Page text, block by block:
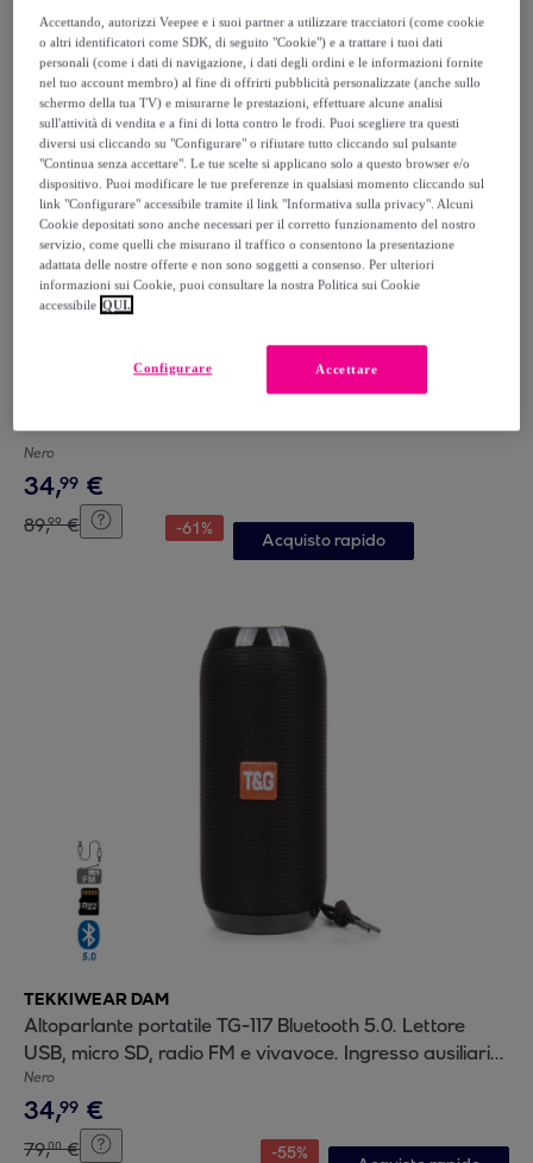
Cuffie wireless Bluetooth 5.0 B39UV
Nero
34,99 €
89,99 € -61%
Acquisto rapido
TEKKIWEAR DAM
Altoparlante portatile TG-117 Bluetooth 5.0. Lettore
USB, micro SD, radio FM e vivavoce. Ingresso ausiliario
jack da 3,5 mm.
Nero
34,99 €
79,00 € -55%
Accettando, autorizzi Veepee e i suoi partner a utilizzare tracciatori (come cookie
o altri identificatori come SDK, di seguito "Cookie") e a trattare i tuoi dati
personali (come i dati di navigazione, i dati degli ordini e le informazioni fornite
nel tuo account membro) al fine di offrirti pubblicità personalizzate (anche sullo
schermo della tua TV) e misurarne le prestazioni, effettuare alcune analisi
sull'attività di vendita e a fini di lotta contro le frodi. Puoi scegliere tra questi
diversi usi cliccando su "Configurare" o rifiutare tutto cliccando sul pulsante
"Continua senza accettare". Le tue scelte si applicano solo a questo browser e/o
dispositivo. Puoi modificare le tue preferenze in qualsiasi momento cliccando sul
link "Configurare" accessibile tramite il link "Informativa sulla privacy". Alcuni
Cookie depositati sono anche necessari per il corretto funzionamento del nostro
servizio, come quelli che misurano il traffico o consentono la presentazione
adattata delle nostre offerte e non sono soggetti a consenso. Per ulteriori
informazioni sui Cookie, puoi consultare la nostra Politica sui Cookie
accessibile QUI.
Accettare
Configurare